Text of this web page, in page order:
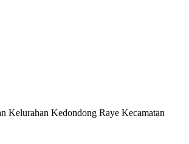
Kelurahan Kedondong Raye Kecamatan